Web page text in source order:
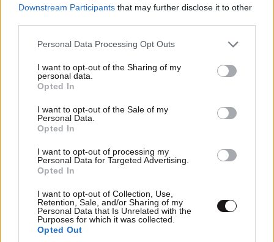
Downstream Participants that may further disclose it to other
Please note that this website/app uses one or more Google
not limited to your visit or usage behaviour. You may click to
grant or deny consent to Google and its third-party tags to
use your data for below specified purposes in below Google
consent section.
Personal Data Processing Opt Outs
I want to opt-out of the Sharing of my
personal data.
Opted In
I want to opt-out of the Sale of my
Personal Data.
Opted In
I want to opt-out of processing my
Personal Data for Targeted Advertising.
Opted In
I want to opt-out of Collection, Use,
Retention, Sale, and/or Sharing of my
Personal Data that Is Unrelated with the
Purposes for which it was collected.
Opted Out
Παλάτι Marivent: Πώς οι κληρονόμοι του
Ιωάννη Σαριδάκη αφαίρεσαν 1.300 έργα τέχνης
από τη βασιλική οικογένεια της Ισπανίας